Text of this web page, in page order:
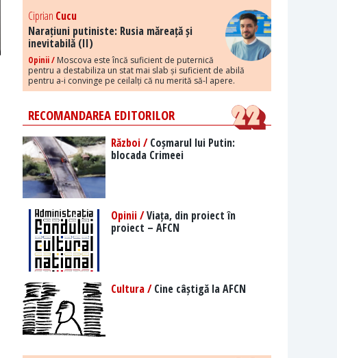
Ciprian Cucu
Narațiuni putiniste: Rusia măreață și
inevitabilă (II)
Opinii / Moscova este încă suficient de puternică
pentru a destabiliza un stat mai slab și suficient de abilă
pentru a-i convinge pe ceilalți că nu merită să-l apere.
RECOMANDAREA EDITORILOR
Război /Coșmarul lui Putin:
blocada Crimeei
Opinii /Viața, din proiect în
proiect – AFCN
Cultura /Cine câștigă la AFCN